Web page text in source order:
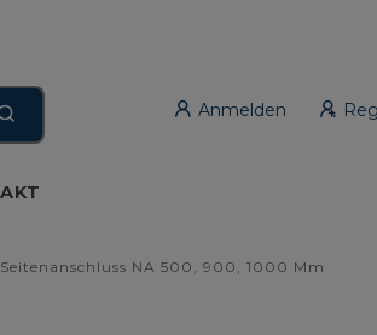
Anmelden
NA 500, 900, 1000 Mm